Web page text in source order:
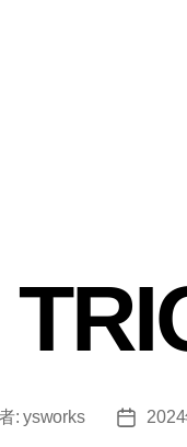
:ysworks
投